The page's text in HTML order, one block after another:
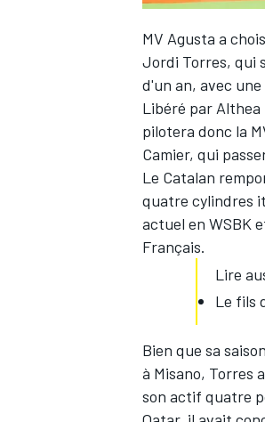
MV Agusta a
Jordi Torres, qui
d'un an, avec
Libéré par Althea
pilotera donc la
Camier, qui
Le Catalan
quatre cylindres
actuel en WSBK
Français.
Lire
Le fils
Bien que sa
à Misano, Torres
son actif quatre